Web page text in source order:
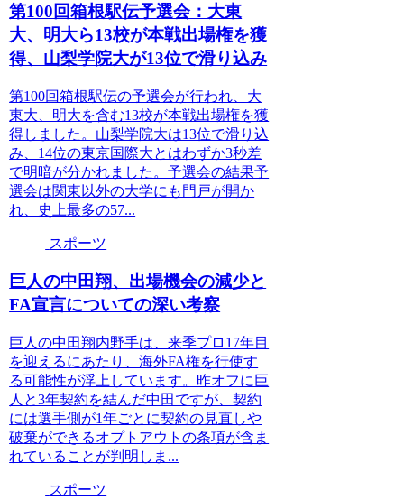
第100回箱根駅伝予選会：大東
大、明大ら13校が本戦出場権を獲
得、山梨学院大が13位で滑り込み
第100回箱根駅伝の予選会が行われ、大
東大、明大を含む13校が本戦出場権を獲
得しました。山梨学院大は13位で滑り込
み、14位の東京国際大とはわずか3秒差
で明暗が分かれました。予選会の結果予
選会は関東以外の大学にも門戸が開か
れ、史上最多の57...
スポーツ
巨人の中田翔、出場機会の減少と
FA宣言についての深い考察
巨人の中田翔内野手は、来季プロ17年目
を迎えるにあたり、海外FA権を行使す
る可能性が浮上しています。昨オフに巨
人と3年契約を結んだ中田ですが、契約
には選手側が1年ごとに契約の見直しや
破棄ができるオプトアウトの条項が含ま
れていることが判明しま...
スポーツ